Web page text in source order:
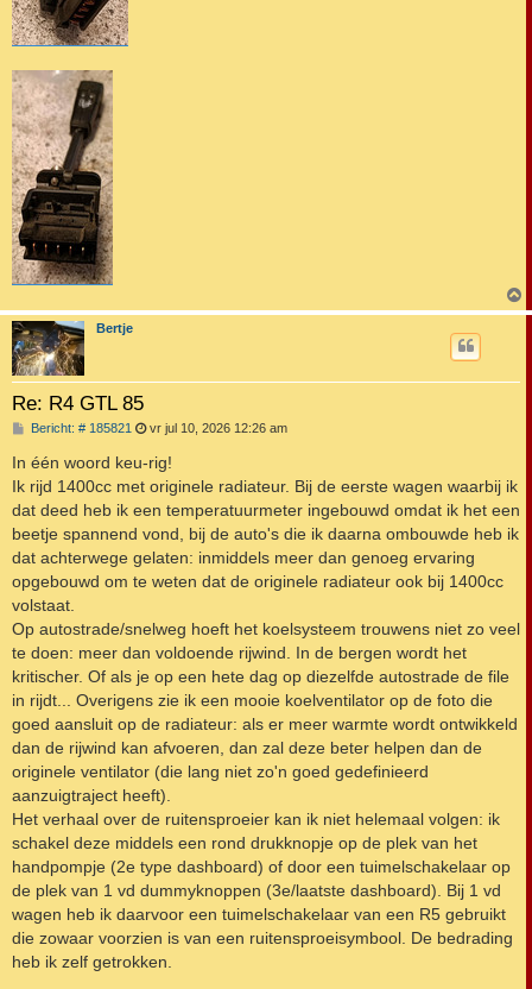
Bertje
Re: R4 GTL 85
Bericht: # 185821 B
r
i
c
vr jul 10, 2026 12:26 am
In één woord keu-rig!
Ik rijd 1400cc met originele radiateur. Bij de eerste wagen waarbij ik
dat deed heb ik een temperatuurmeter ingebouwd omdat ik het een
beetje spannend vond, bij de auto's die ik daarna ombouwde heb ik
dat achterwege gelaten: inmiddels meer dan genoeg ervaring
opgebouwd om te weten dat de originele radiateur ook bij 1400cc
volstaat.
Op autostrade/snelweg hoeft het koelsysteem trouwens niet zo veel
te doen: meer dan voldoende rijwind. In de bergen wordt het
kritischer. Of als je op een hete dag op diezelfde autostrade de file
in rijdt... Overigens zie ik een mooie koelventilator op de foto die
goed aansluit op de radiateur: als er meer warmte wordt ontwikkeld
dan de rijwind kan afvoeren, dan zal deze beter helpen dan de
originele ventilator (die lang niet zo'n goed gedefinieerd
aanzuigtraject heeft).
Het verhaal over de ruitensproeier kan ik niet helemaal volgen: ik
schakel deze middels een rond drukknopje op de plek van het
handpompje (2e type dashboard) of door een tuimelschakelaar op
de plek van 1 vd dummyknoppen (3e/laatste dashboard). Bij 1 vd
wagen heb ik daarvoor een tuimelschakelaar van een R5 gebruikt
die zowaar voorzien is van een ruitensproeisymbool. De bedrading
heb ik zelf getrokken.